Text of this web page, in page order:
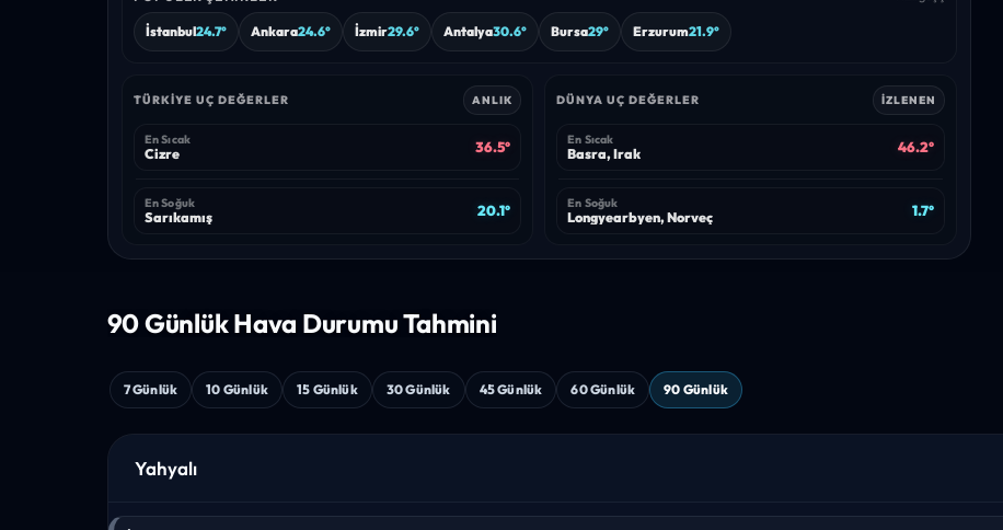
İstanbul24.7° Ankara24.6° İzmir29.6° Antalya30.6° Bursa29° Erzurum21.9°
TÜRKIYE UÇ DEĞERLER ANLIK
En Sıcak
Cizre 36.5°
En Soğuk
Sarıkamış 20.1°
DÜNYA UÇ DEĞERLER İZLENEN
En Sıcak
Basra, Irak 46.2°
En Soğuk
Longyearbyen, Norveç 1.7°
90 Günlük Hava Durumu Tahmini
7 Günlük 10 Günlük 15 Günlük 30 Günlük 45 Günlük 60 Günlük 90 Günlük
Yahyalı